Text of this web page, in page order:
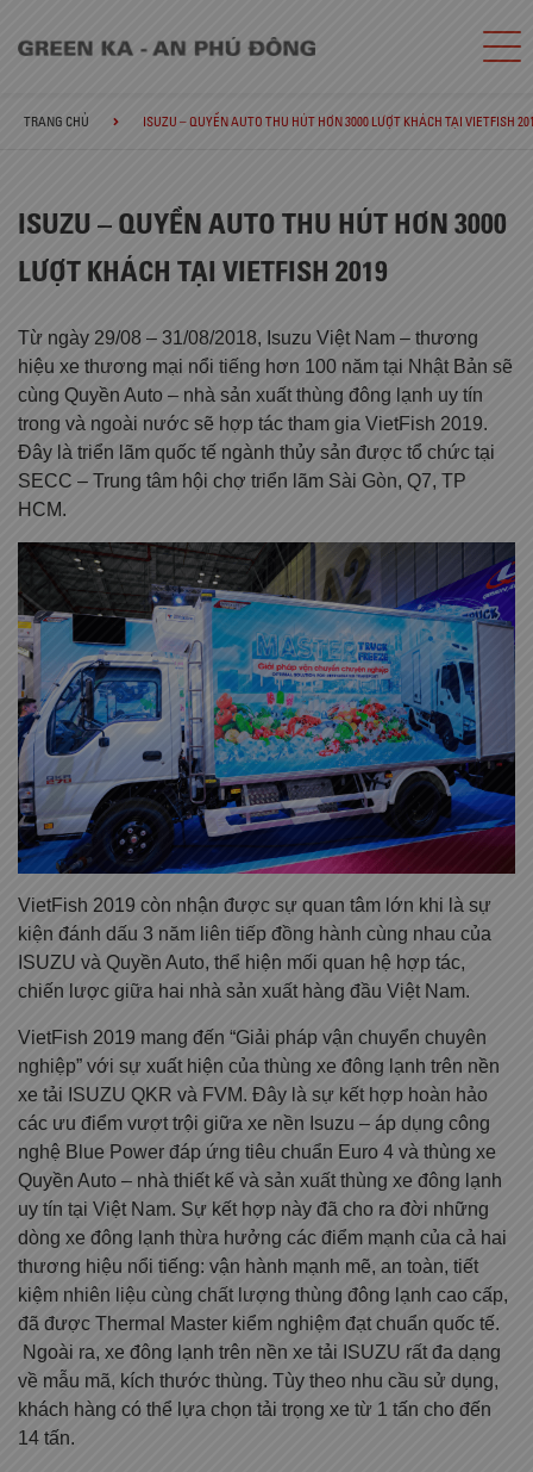
TRANG CHỦ ISUZU – QUYỀN AUTO THU HÚT HƠN 3000 LƯỢT KHÁCH TẠI VIETFISH
ISUZU – QUYỀN AUTO THU HÚT HƠN 3000
LƯỢT KHÁCH TẠI VIETFISH 2019
Từ ngày 29/08 – 31/08/2018, Isuzu Việt Nam – thương
hiệu xe thương mại nổi tiếng hơn 100 năm tại Nhật Bản sẽ
cùng Quyền Auto – nhà sản xuất thùng đông lạnh uy tín
trong và ngoài nước sẽ hợp tác tham gia VietFish 2019.
Đây là triển lãm quốc tế ngành thủy sản được tổ chức tại
SECC – Trung tâm hội chợ triển lãm Sài Gòn, Q7, TP
HCM.
VietFish 2019 còn nhận được sự quan tâm lớn khi là sự
kiện đánh dấu 3 năm liên tiếp đồng hành cùng nhau của
ISUZU và Quyền Auto, thể hiện mối quan hệ hợp tác,
chiến lược giữa hai nhà sản xuất hàng đầu Việt Nam.
VietFish 2019 mang đến “Giải pháp vận chuyển chuyên
nghiệp” với sự xuất hiện của thùng xe đông lạnh trên nền
xe tải ISUZU QKR và FVM. Đây là sự kết hợp hoàn hảo
các ưu điểm vượt trội giữa xe nền Isuzu – áp dụng công
nghệ Blue Power đáp ứng tiêu chuẩn Euro 4 và thùng xe
Quyền Auto – nhà thiết kế và sản xuất thùng xe đông lạnh
uy tín tại Việt Nam. Sự kết hợp này đã cho ra đời những
dòng xe đông lạnh thừa hưởng các điểm mạnh của cả hai
thương hiệu nổi tiếng: vận hành mạnh mẽ, an toàn, tiết
kiệm nhiên liệu cùng chất lượng thùng đông lạnh cao cấp,
đã được Thermal Master kiểm nghiệm đạt chuẩn quốc tế.
Ngoài ra, xe đông lạnh trên nền xe tải ISUZU rất đa dạng
về mẫu mã, kích thước thùng. Tùy theo nhu cầu sử dụng,
khách hàng có thể lựa chọn tải trọng xe từ 1 tấn cho đến
14 tấn.